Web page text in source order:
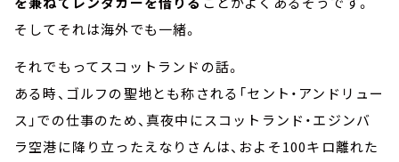
そしてそれは海外でも一緒。
それでもってスコットランドの話。
ある時、ゴルフの聖地とも称される「セント・アンドリュー
ス」での仕事のため、真夜中にスコットランド・エジンバ
ラ空港に降り立ったえなりさんは、およそ100キロ離れた